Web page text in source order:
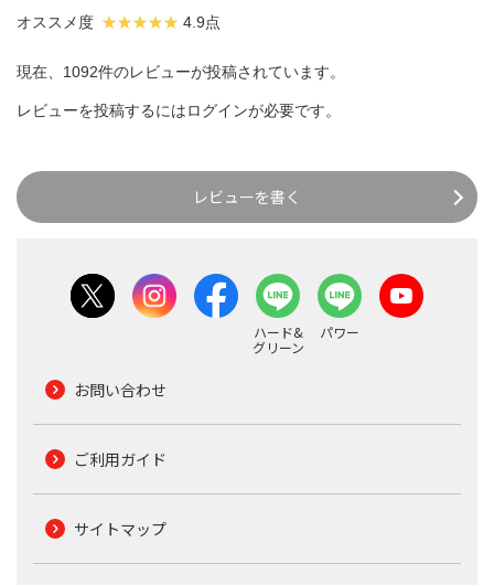
オススメ度 4.9点
現在、1092件のレビューが投稿されています。
レビューを投稿するにはログインが必要です。
レビューを書く
ハード&
グリーン
パワー
お問い合わせ
ご利用ガイド
サイトマップ